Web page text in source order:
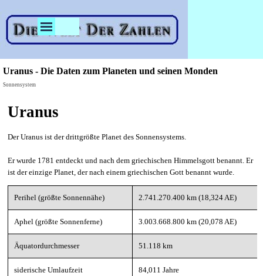
Menü überspringen
Uranus - Die Daten zum Planeten und seinen Monden
Sonnensystem
Uranus
Der Uranus ist der drittgrößte Planet des Sonnensystems.
Er wurde 1781 entdeckt und nach dem griechischen Himmelsgott benannt. Er
ist der einzige Planet, der nach einem griechischen Gott benannt wurde.
Perihel (größte Sonnennähe) 2.741.270.400 km (18,324 AE)
Aphel (größte Sonnenferne) 3.003.668.800 km (20,078 AE)
Äquatordurchmesser 51.118 km
siderische Umlaufzeit 84,011 Jahre